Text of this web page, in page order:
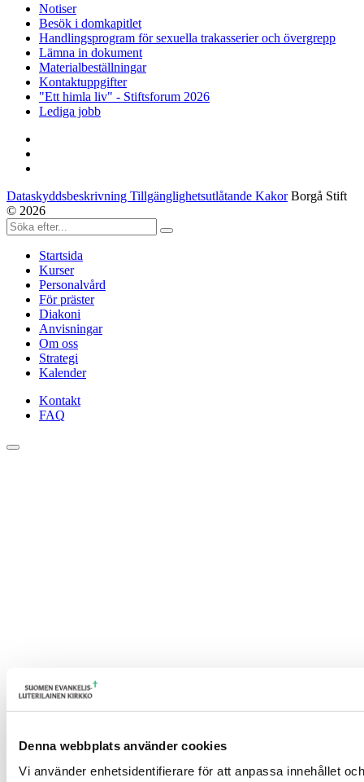
Denna webbplats använder cookies
Vi använder enhetsidentifierare för att anpassa innehållet
Notiser
Besök i domkapitlet
Handlingsprogram för sexuella trakasserier och övergrepp
Lämna in dokument
Materialbeställningar
Kontaktuppgifter
"Ett himla liv" - Stiftsforum 2026
Lediga jobb
Dataskyddsbeskrivning Tillgänglighetsutlåtande Kakor Borgå Stift
© 2026
Startsida
Kurser
Personalvård
För präster
Diakoni
Anvisningar
Om oss
Strategi
Kalender
Kontakt
FAQ